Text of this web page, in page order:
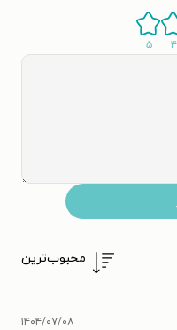
۴ ۵
محبوب‌ترین
۱۴۰۴/۰۷/۰۸